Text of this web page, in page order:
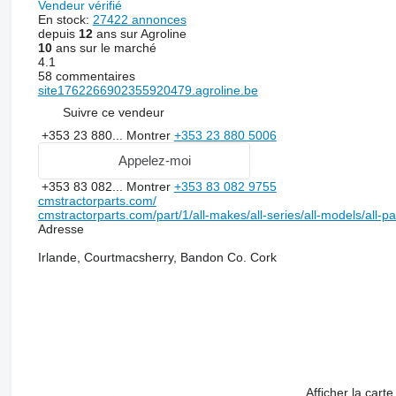
Vendeur vérifié
En stock: 27422 annonces
depuis 12ans sur Agroline
10ans sur le marché
4.1
58 commentaires
site1762266902355920479.agroline.be
Suivre ce vendeur
+353 23 880... Montrer +353 23 880 5006
Appelez-moi
+353 83 082... Montrer +353 83 082 9755
cmstractorparts.com/
cmstractorparts.com/part/1/all-makes/all-series/all-models/all-
Adresse
Irlande, Courtmacsherry, Bandon Co. Cork
Afficher la carte